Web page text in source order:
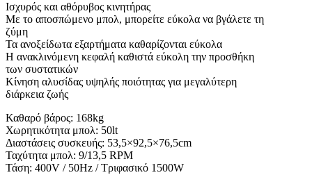
Ισχυρός και αθόρυβος κινητήρας
Με το αποσπώμενο μπολ, μπορείτε εύκολα να βγάλετε τη
ζύμη
Τα ανοξείδωτα εξαρτήματα καθαρίζονται εύκολα
Η ανακλινόμενη κεφαλή καθιστά εύκολη την προσθήκη
των συστατικών
Κίνηση αλυσίδας υψηλής ποιότητας για μεγαλύτερη
διάρκεια ζωής
Καθαρό βάρος: 168kg
Χωρητικότητα μπολ: 50lt
Διαστάσεις συσκευής: 53,5×92,5×76,5cm
Ταχύτητα μπολ: 9/13,5 RPM
Τάση: 400V / 50Hz / Τριφασικό 1500W